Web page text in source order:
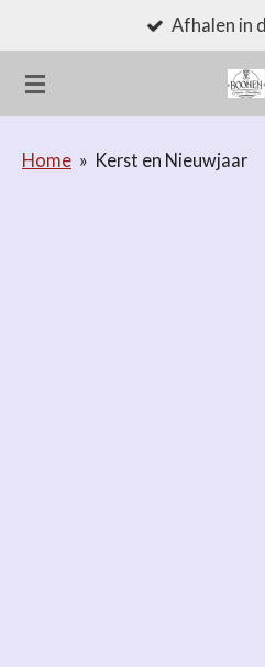
direct
naar
de
hoofdinhoud
Afhalen in de winkel
Home » Kerst en Nieuwjaar